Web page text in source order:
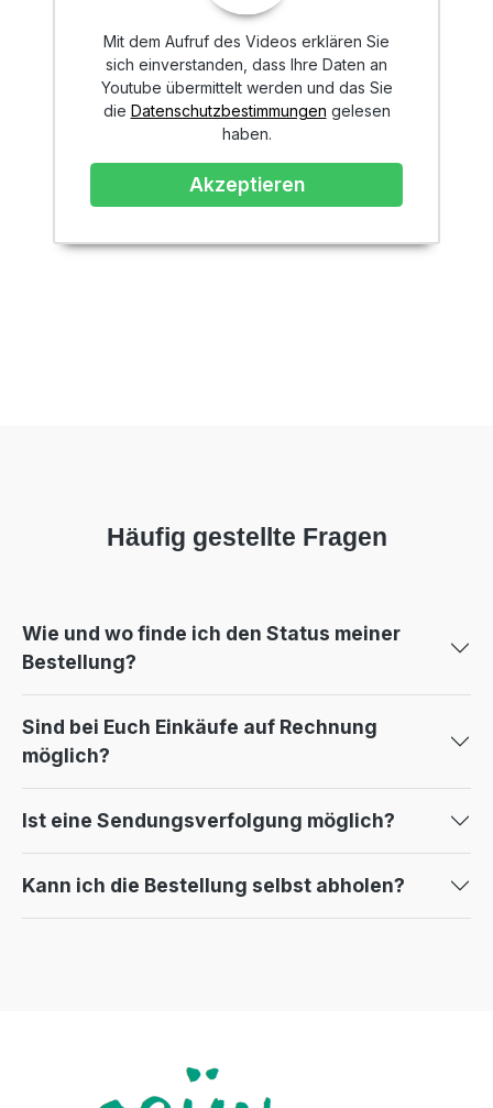
Mit dem Aufruf des Videos erklären Sie
sich einverstanden, dass Ihre Daten an
Youtube übermittelt werden und das Sie
die Datenschutzbestimmungen gelesen
haben.
Akzeptieren
Häufig gestellte Fragen
Wie und wo finde ich den Status meiner
Bestellung?
Sind bei Euch Einkäufe auf Rechnung
möglich?
Ist eine Sendungsverfolgung möglich?
Kann ich die Bestellung selbst abholen?